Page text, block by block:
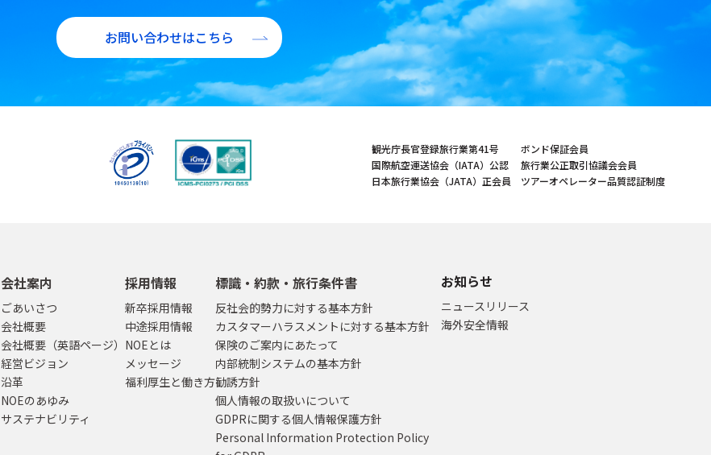
お問い合わせはこちら
観光庁長官登録旅行業第41号
国際航空運送協会（IATA）公認
日本旅行業協会（JATA）正会員
ボンド保証会員
旅行業公正取引協議会会員
ツアーオペレーター品質認証制度
会社案内
ごあいさつ
会社概要
会社概要（英語ページ）
経営ビジョン
沿革
NOEのあゆみ
サステナビリティ
採用情報
新卒採用情報
中途採用情報
NOEとは
メッセージ
福利厚生と働き方
標識・約款・旅行条件書
反社会的勢力に対する基本方針
カスタマーハラスメントに対する基本方針
保険のご案内にあたって
内部統制システムの基本方針
勧誘方針
個人情報の取扱いについて
GDPRに関する個人情報保護方針
Personal Information Protection Policy
お知らせ
ニュースリリース
海外安全情報